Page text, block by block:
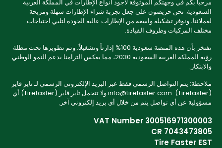
مرحباً بكم في وجهتكم الموثوقة لأجود أنواع الإطارات في المملكة العربية
السعودية. نحن حريصون على جعل تجربة شراء الإطارات سهلة ومريحة
لعملائنا، ونوفر تشكيلة واسعة من الإطارات عالية الجودة لتلبي احتياجات
مختلف المركبات وظروف القيادة.
نفتخر بأن هذه المنصة سعودية 100% إدارتاً وتشغيلاً، وتم تطويرها تحت مظلة
رؤية المملكة العربية السعودية 2030، مما يعكس التزامنا بدعم النمو الوطني
والابتكار.
ملاحظة: يتم التواصل الرسمي فقط عبر البريد الإلكتروني الرسمي لـ تاير فاير
(Tirefaster): info@tirefaster.com ولا تتحمل تاير فاير (Tirefaster) أي
مسؤولية عن أي تواصل يتم من خلال أي بريد إلكتروني آخر.
VAT Number 300516971300003
CR 7043473805
Tire Faster EST